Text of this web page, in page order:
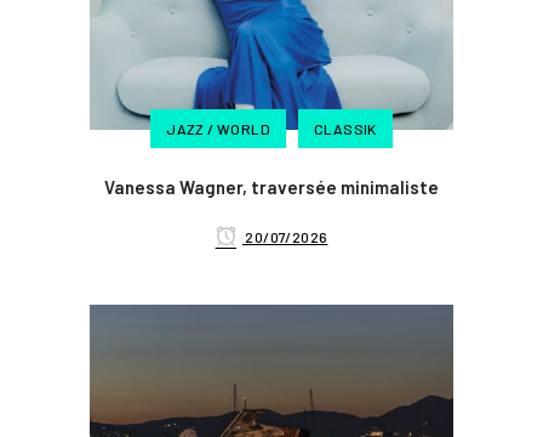
JAZZ / WORLD CLASSIK
Vanessa Wagner, traversée minimaliste
20/07/2026